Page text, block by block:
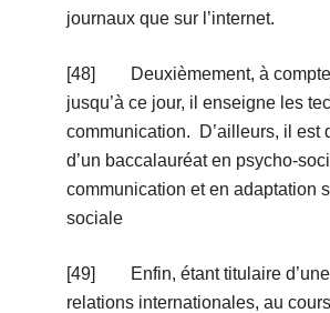
journaux que sur l’internet.
[48] Deuxièmement, à
jusqu’à ce jour, il enseigne les
communication. D’ailleurs, il est
d’un baccalauréat en psycho-
communication et en adaptation
sociale
[49] Enfin, étant titulaire d’une
relations internationales, au